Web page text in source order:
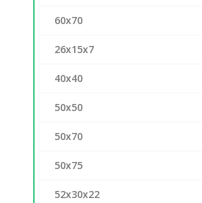
60x70
26x15x7
40x40
50x50
50x70
50x75
52x30x22